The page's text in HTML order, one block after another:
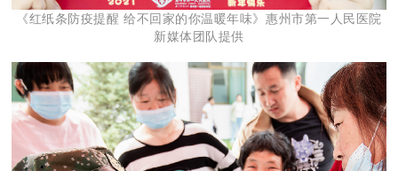
《红纸条防疫提醒 给不回家的你温暖年味》惠州市第一人民医院
新媒体团队提供